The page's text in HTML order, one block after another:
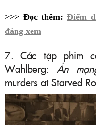
>>> Đọc thêm:Điểm
đáng xem
7. Các tập phim
Wahlberg: Án
murders at Starved